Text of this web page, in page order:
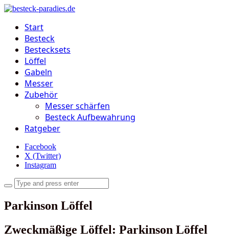
Start
Besteck
Bestecksets
Löffel
Gabeln
Messer
Zubehör
Messer schärfen
Besteck Aufbewahrung
Ratgeber
Facebook
X (Twitter)
Instagram
Parkinson Löffel
Zweckmäßige Löffel: Parkinson Löffel